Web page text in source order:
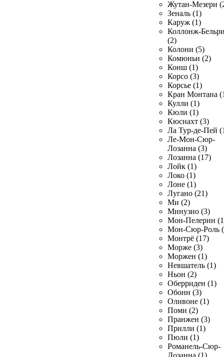
Жутан-Мезери
Зеналь (1)
Каруж (1)
Коллонж-
(2)
Колони (5)
Комюньи (2)
Конш (1)
Корсо (3)
Корсье (1)
Кран Монтана
Кулли (1)
Кюли (1)
Кюснахт (3)
Ла Тур-де-Пей
Ле-Мон-Сюр-
Лозанна (3)
Лозанна (17)
Лойк (1)
Локо (1)
Лоне (1)
Лугано (21)
Ми (2)
Минузио (3)
Мон-Пелерин
Мон-Сюр-Роль
Монтрё (17)
Морже (3)
Моржен (1)
Невшатель (1)
Ньон (2)
Оберриден (1)
Обонн (3)
Оливоне (1)
Поми (2)
Пранжен (3)
Прилли (1)
Пюли (1)
Романель-Сюр-
Лозанна (1)